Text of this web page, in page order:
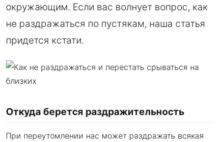
окружающим. Если вас волнует вопрос, как
не раздражаться по пустякам, наша статья
придется кстати.
Откуда берется раздражительность
При переутомлении нас может раздражать всякая